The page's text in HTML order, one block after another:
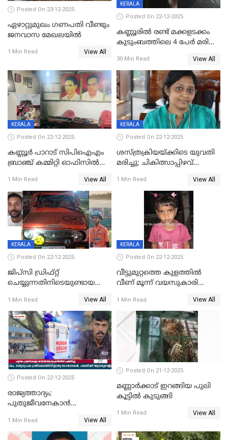
Posted On 23-12-2025
ഏഴാറ്റുമുഖം ഗണപതി വീണ്ടും
ജനവാസ മേഖലയിൽ
1 Min Read View All
KERALA
Posted On 22-12-2025
കണ്ണൂരിൽ രണ്ട് മക്കളടക്കം
കുടുംബത്തിലെ 4 പേർ മരിച്ച
30 Min Read View All
KERALA
Posted On 22-12-2025
കണ്ണൂർ പാറാട് സിപിഐഎം
ബ്രാഞ്ച് കമ്മിറ്റി ഓഫിസിൽ
ചിത്രങ്ങളടക്കം കത്തിയ
നിലയിൽ
1 Min Read View All
KERALA
Posted On 22-12-2025
ശസ്ത്രക്രിയയ്‌ക്കിടെ യുവതി
മരിച്ചു; ചികിത്സാപ്പിഴവ്
സംഭവം മാവേലിക്കരയിൽ
1 Min Read View All
KERALA
Posted On 22-12-2025
ജിപ്സി ഡ്രിഫ്റ്റ്
ചെയ്യുന്നതിനിടെയുണ്ടായ
ദാരുണാന്ത്യം; ജീപ്സി
ഓടിച്ചയാൾ അറസ്റ്റിൽ.
1 Min Read View All
KERALA
Posted On 22-12-2025
വീട്ടുമുറ്റത്തെ കുളത്തിൽ
വീണ് മൂന്ന് വയസുകാരി
1 Min Read View All
Posted On 22-12-2025
രാജ്യത്താദ്യം;
പുതുജീവനേകാൻ
എറണാകുളം സർക്കാർ
ജനറൽ
1 Min Read View All
Posted On 21-12-2025
മണ്ണാർക്കാട് ഇറങ്ങിയ പുലി
കൂട്ടിൽ കുടുങ്ങി
1 Min Read View All